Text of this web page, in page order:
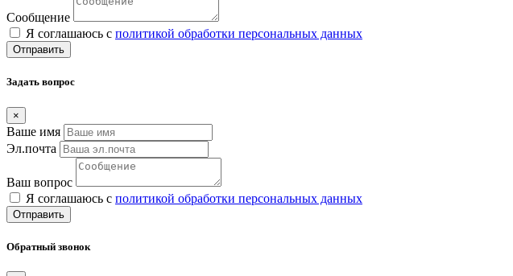
Сообщение
Я соглашаюсь с политикой обработки персональных данных
Отправить
Задать вопрос
×
Ваше имя
Эл.почта
Ваш вопрос
Я соглашаюсь с политикой обработки персональных данных
Отправить
Обратный звонок